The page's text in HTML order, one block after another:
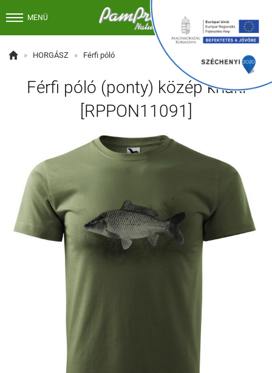
MENÜ  
 » HORGÁSZ » Férfi póló
Férfi póló (ponty) közép khaki
[RPPON11091]